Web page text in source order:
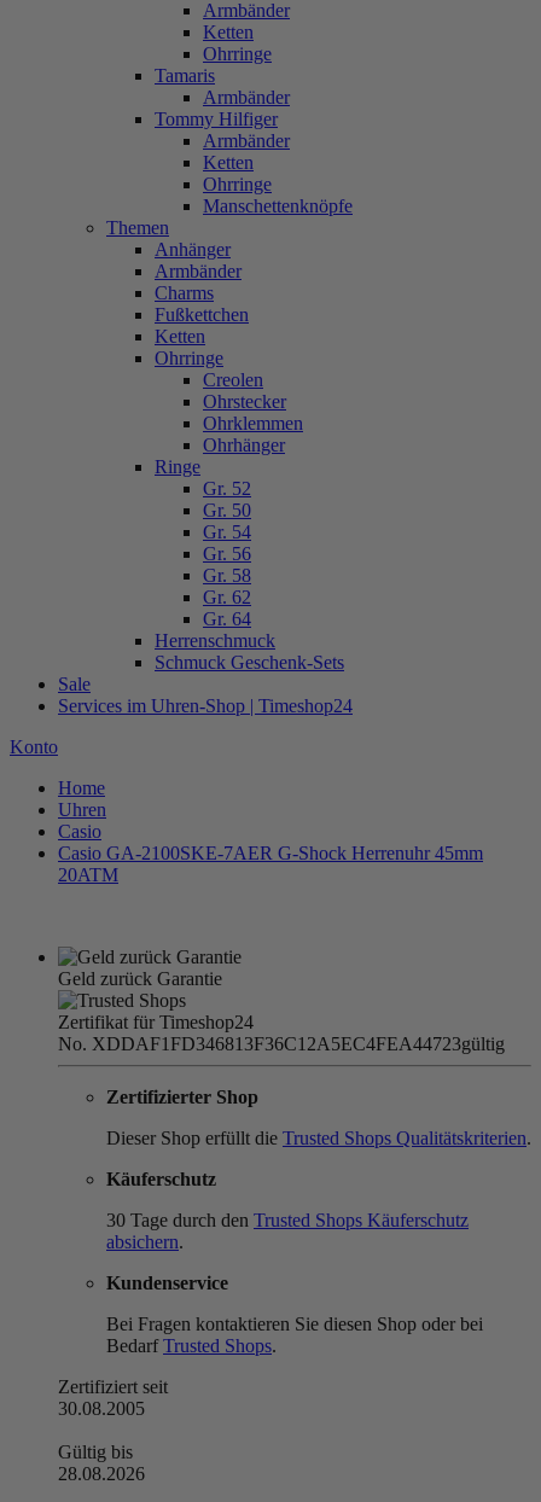
Armbänder
Ketten
Ohrringe
Tamaris
Armbänder
Tommy Hilfiger
Armbänder
Ketten
Ohrringe
Manschettenknöpfe
Themen
Anhänger
Armbänder
Charms
Fußkettchen
Ketten
Ohrringe
Creolen
Ohrstecker
Ohrklemmen
Ohrhänger
Ringe
Gr. 52
Gr. 50
Gr. 54
Gr. 56
Gr. 58
Gr. 62
Gr. 64
Herrenschmuck
Schmuck Geschenk-Sets
Sale
Services im Uhren-Shop | Timeshop24
Konto
Home
Uhren
Casio
Casio GA-2100SKE-7AER G-Shock Herrenuhr 45mm
20ATM
Geld zurück Garantie
Zertifikat für Timeshop24
No. XDDAF1FD346813F36C12A5EC4FEA44723gültig
Zertifizierter Shop
Dieser Shop erfüllt die Trusted Shops Qualitätskriterien.
Käuferschutz
30 Tage durch den Trusted Shops Käuferschutz
absichern.
Kundenservice
Bei Fragen kontaktieren Sie diesen Shop oder bei
BedarfTrusted Shops.
Zertifiziert seit
30.08.2005
Gültig bis
28.08.2026